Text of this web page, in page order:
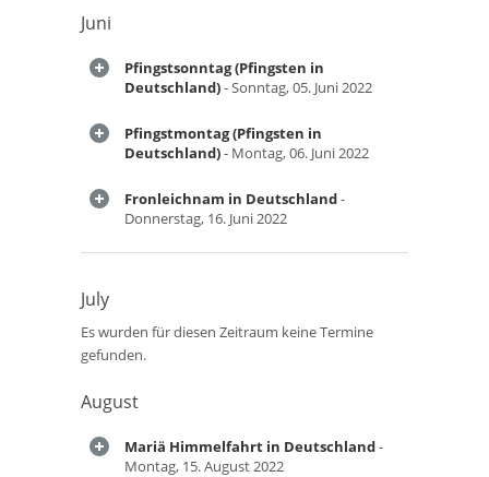
Juni
Pfingstsonntag (Pfingsten in
Deutschland)- Sonntag, 05. Juni 2022
Pfingstmontag (Pfingsten in
Deutschland)- Montag, 06. Juni 2022
Fronleichnam in Deutschland-
Donnerstag, 16. Juni 2022
July
Es wurden für diesen Zeitraum keine Termine
gefunden.
August
Mariä Himmelfahrt in Deutschland-
Montag, 15. August 2022